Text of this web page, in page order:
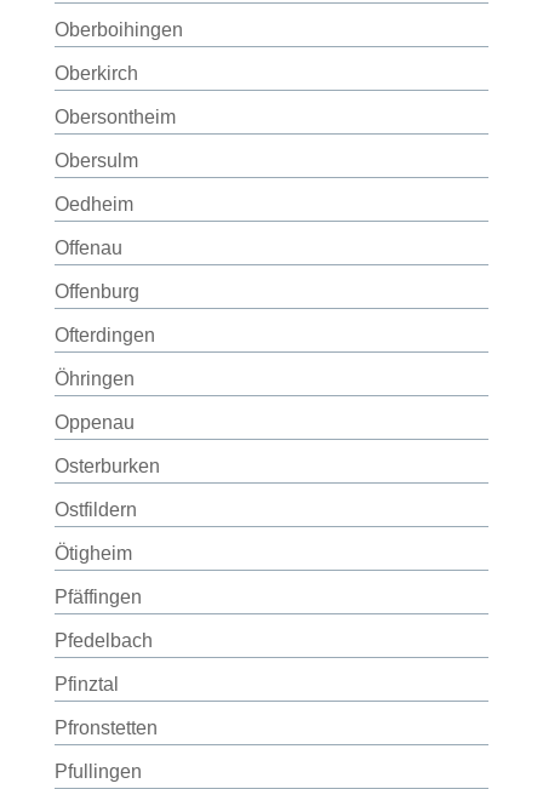
Oberboihingen
Oberkirch
Obersontheim
Obersulm
Oedheim
Offenau
Offenburg
Ofterdingen
Öhringen
Oppenau
Osterburken
Ostfildern
Ötigheim
Pfäffingen
Pfedelbach
Pfinztal
Pfronstetten
Pfullingen